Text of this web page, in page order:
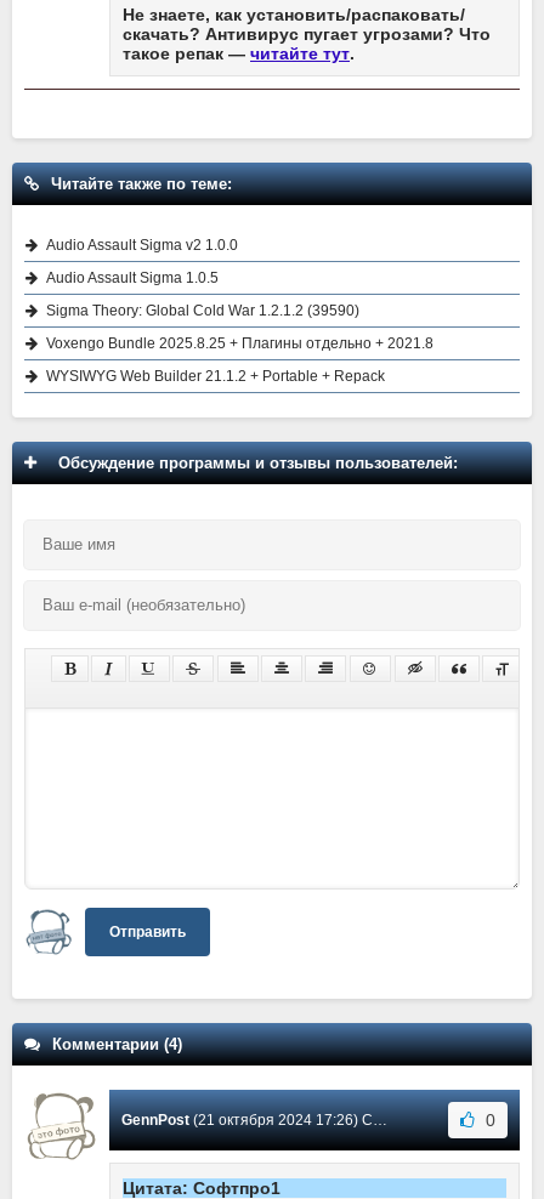
Не знаете, как установить/распаковать/
скачать? Антивирус пугает угрозами? Что
такое репак — читайте тут.
Читайте также по теме:
Audio Assault Sigma v2 1.0.0
Audio Assault Sigma 1.0.5
Sigma Theory: Global Cold War 1.2.1.2 (39590)
Voxengo Bundle 2025.8.25 + Плагины отдельно + 2021.8
WYSIWYG Web Builder 21.1.2 + Portable + Repack
Обсуждение программы и отзывы пользователей:
Отправить
Комментарии (4)
GennPost(21 октября 2024 17:26) Сообщение #4 0
Цитата: Софтпро1